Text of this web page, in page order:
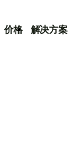
价格 解决方案